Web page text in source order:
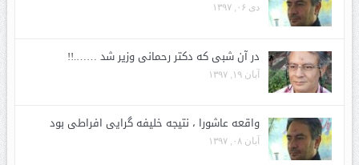
دی ۰۶, ۱۳۹۷
در آن شبی که دکتر رحمانی وزیر شد …….!!
آبان ۱۹, ۱۳۹۷
واقعه عاشورا ، نتیجه خلیفه گرایی افراطی بود
آبان ۰۸, ۱۳۹۷